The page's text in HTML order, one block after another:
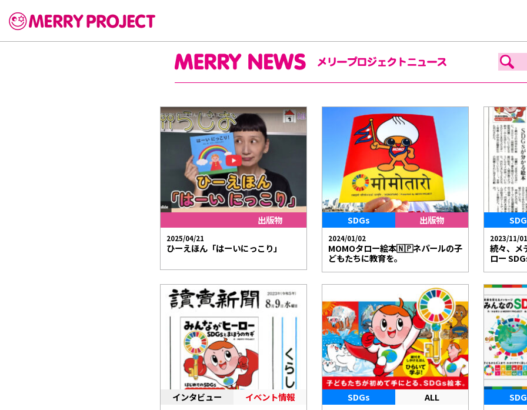
出版物
2025/04/21
ひーえほん「はーいにっこり」
SDGs 出版物
2024/01/02
MOMOタロー絵本🇳🇵ネパールの子
どもたちに教育を。
2023/11/01
続々、メ
ロー
インタビュー イベント情報 SDGs ALL